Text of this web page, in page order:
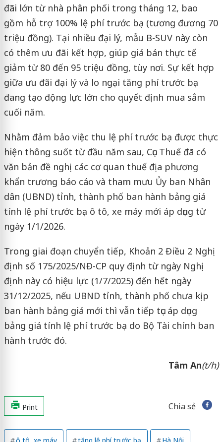
đãi lớn từ nhà phân phối trong tháng 12, bao
gồm hỗ trợ 100% lệ phí trước bạ (tương đương 70
triệu đồng). Tại nhiều đại lý, mẫu B-SUV này còn
có thêm ưu đãi kết hợp, giúp giá bán thực tế
giảm từ 80 đến 95 triệu đồng, tùy nơi. Sự kết hợp
giữa ưu đãi đại lý và lo ngại tăng phí trước bạ
đang tạo động lực lớn cho quyết định mua sắm
cuối năm.
Nhằm đảm bảo việc thu lệ phí trước bạ được thực
hiện thông suốt từ đầu năm sau, Cục Thuế đã có
văn bản đề nghị các cơ quan thuế địa phương
khẩn trương báo cáo và tham mưu Ủy ban Nhân
dân (UBND) tỉnh, thành phố ban hành bảng giá
tính lệ phí trước bạ ô tô, xe máy mới áp dụng từ
ngày 1/1/2026.
Trong giai đoạn chuyển tiếp, Khoản 2 Điều 2 Nghị
định số 175/2025/NĐ-CP quy định từ ngày Nghị
định này có hiệu lực (1/7/2025) đến hết ngày
31/12/2025, nếu UBND tỉnh, thành phố chưa kịp
ban hành bảng giá mới thì vẫn tiếp tục áp dụng
bảng giá tính lệ phí trước bạ do Bộ Tài chính ban
hành trước đó.
Tâm An(t/h)
Print Chia sẻ
ô tô, xe máy tăng lệ phí trước bạ Hà Nội